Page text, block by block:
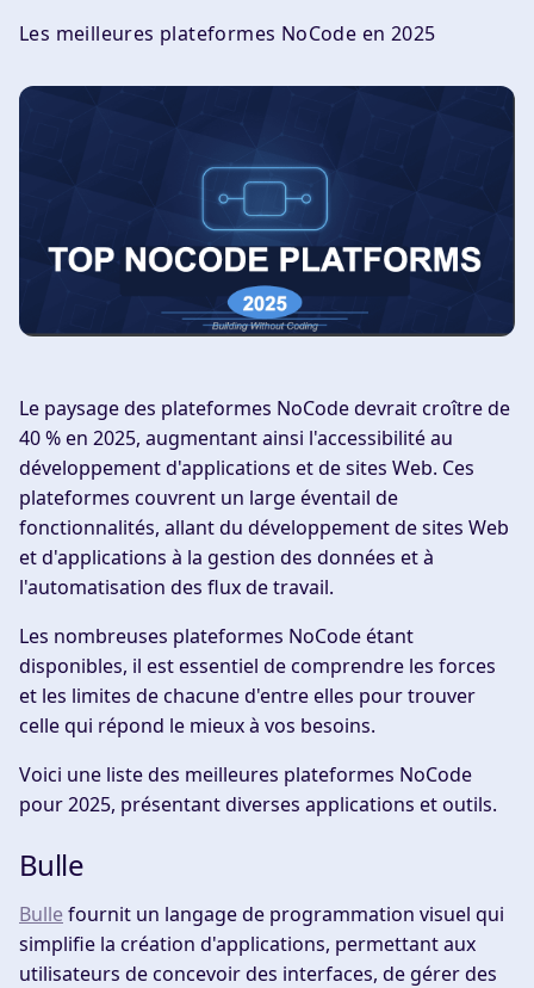
Les meilleures plateformes NoCode en 2025
Le paysage des plateformes NoCode devrait croître de
40 % en 2025, augmentant ainsi l'accessibilité au
développement d'applications et de sites Web. Ces
plateformes couvrent un large éventail de
fonctionnalités, allant du développement de sites Web
et d'applications à la gestion des données et à
l'automatisation des flux de travail.
Les nombreuses plateformes NoCode étant
disponibles, il est essentiel de comprendre les forces
et les limites de chacune d'entre elles pour trouver
celle qui répond le mieux à vos besoins.
Voici une liste des meilleures plateformes NoCode
pour 2025, présentant diverses applications et outils.
Bulle
Bullefournit un langage de programmation visuel qui
simplifie la création d'applications, permettant aux
utilisateurs de concevoir des interfaces, de gérer des